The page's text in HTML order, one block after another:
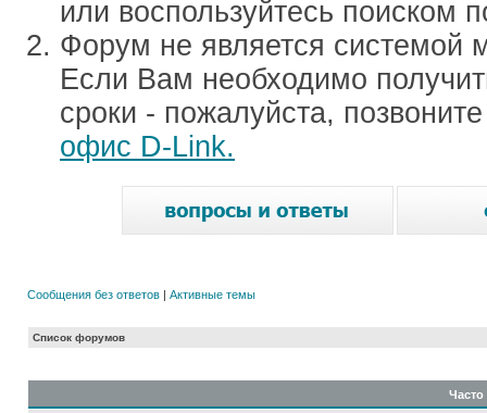
или воспользуйтесь поиском
Форум не является системой
Если Вам необходимо
сроки - пожалуйста,
офис D-Link.
Сообщения без ответов | Активные темы
Список форумов